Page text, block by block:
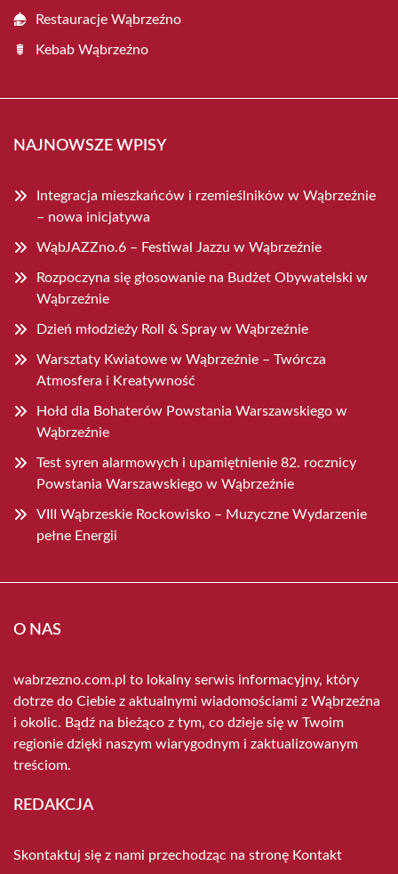
Restauracje Wąbrzeźno
Kebab Wąbrzeźno
NAJNOWSZE WPISY
Integracja mieszkańców i rzemieślników w Wąbrzeźnie
– nowa inicjatywa
WąbJAZZno.6 – Festiwal Jazzu w Wąbrzeźnie
Rozpoczyna się głosowanie na Budżet Obywatelski w
Wąbrzeźnie
Dzień młodzieży Roll & Spray w Wąbrzeźnie
Warsztaty Kwiatowe w Wąbrzeźnie – Twórcza
Atmosfera i Kreatywność
Hołd dla Bohaterów Powstania Warszawskiego w
Wąbrzeźnie
Test syren alarmowych i upamiętnienie 82. rocznicy
Powstania Warszawskiego w Wąbrzeźnie
VIII Wąbrzeskie Rockowisko – Muzyczne Wydarzenie
pełne Energii
O NAS
wabrzezno.com.pl to lokalny serwis informacyjny, który
dotrze do Ciebie z aktualnymi wiadomościami z Wąbrzeźna
i okolic. Bądź na bieżąco z tym, co dzieje się w Twoim
regionie dzięki naszym wiarygodnym i zaktualizowanym
treściom.
REDAKCJA
Skontaktuj się z nami przechodząc na stronę Kontakt